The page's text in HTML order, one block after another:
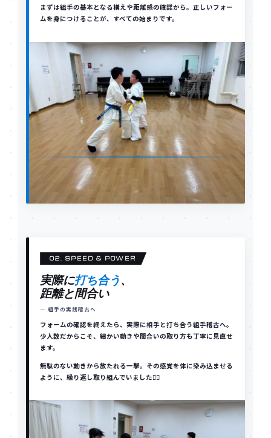
まずは組手の基本となる構えや距離感の確認から。正しいフォー
ムを身につけることが、すべての始まりです。
02. SPEED & POWER
実際に打ち合う、
距離と間合い
— 組手の実践稽古へ
フォームの確認を終えたら、実際に相手と打ち合う組手稽古へ。
少人数だからこそ、細かい動きや間合いの取り方も丁寧に見直せ
ます。
無駄のない動きから放たれる一撃。その感覚を体に染み込ませる
ように、繰り返し取り組んでいました✊🏼